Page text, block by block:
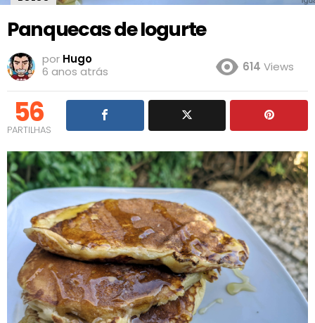
Panquecas de Iogurte
por Hugo
6 anos atrás
614 Views
56
PARTILHAS